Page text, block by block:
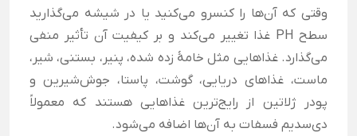
وقتی که آن‌ها را کنسرو می‌کنید یا در شیشه می‌گذارید
سطح PH غذا تغییر می‌کند و بر کیفیت آن تأثیر منفی
می‌گذارد. غذاهایی مثل خامهٔ زده شده، پنیر، بستنی، شیر،
ماست، غذاهای دریایی، گوشت، پاستا، جوش‌شیرین و
پودر ژلاتین از رایج‌ترین غذاهایی هستند که معمولاً
دی‌سدیم فسفات به آن‌ها اضافه می‌شود.